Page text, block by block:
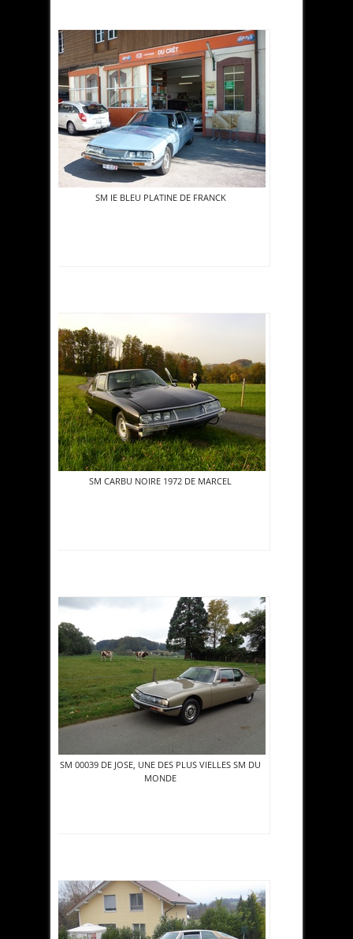
SM IE BLEU PLATINE DE FRANCK
SM CARBU NOIRE 1972 DE MARCEL
SM 00039 DE JOSE, UNE DES PLUS VIELLES SM DU
MONDE